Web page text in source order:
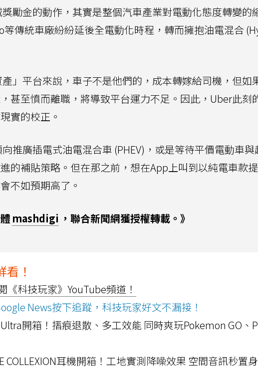
勵金的動作，其實是整個汽車產業對電動化態度轉變的
等傳統車廠紛紛延後全電動化時程，轉而擁抱油電混合
」平台來說，車子不是他們的，成本轉嫁給司機，但如
甚至憤而離職，將導致平台運力不足。因此，Uber此刻
實的校正。
推廣插電式油電混合車 (PHEV)，或是等待平價電動車
的補貼策略。但在那之前，想在App上叫到以純電車款
不如預期高了。
mashdigi ，聯合新聞網獲授權轉載。》
看！
《科技玩家》YouTube頻道！
News按下追蹤，科技玩家好文不漏接！
開箱！摺痕退散、多工效能 同時爽玩Pokemon GO、
COLLEXION耳機開箱！工地實測降噪效果 空間音訊秒置